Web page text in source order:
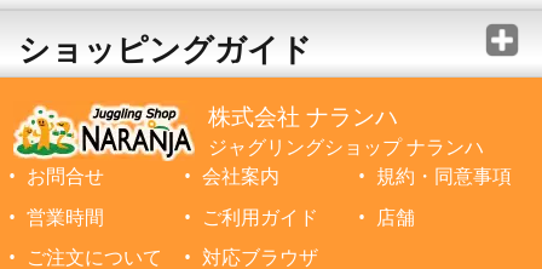
ショッピングガイド
株式会社 ナランハ
ジャグリングショップ ナランハ
お問合せ
会社案内
規約・同意事項
営業時間
ご利用ガイド
店舗
ご注文について
対応ブラウザ